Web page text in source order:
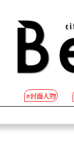
#封面人物